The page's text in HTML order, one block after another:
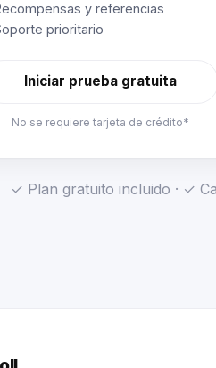
y referencias
prioritario
Iniciar prueba gratuita
No se requiere tarjeta de crédito*
✓ Plan gratuito incluido · ✓